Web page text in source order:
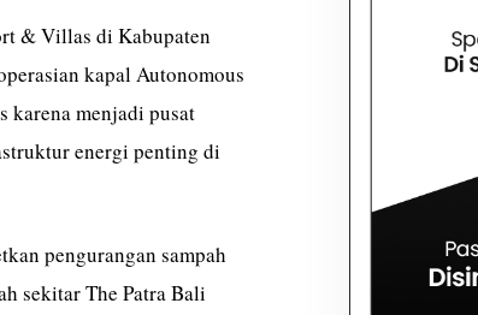
& Villas di Kabupaten
kapal Autonomous
karena menjadi pusat
energi penting di
pengurangan sampah
sekitar The Patra Bali